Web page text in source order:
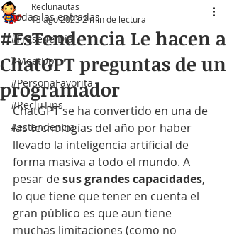
Todas las entradas
#FrasedelDía
#MeetUp
#PersonaFavorita
#RecluTips
#estendencia
#EsTendencia Le hacen a
ChatGPT preguntas de un
programador
Reclunautas
13 ago 2023 2 min de lectura
ChatGPT se ha convertido en una de
las tecnologías del año por haber
llevado la inteligencia artificial de
forma masiva a todo el mundo. A
pesar de sus grandes capacidades,
lo que tiene que tener en cuenta el
gran público es que aun tiene
muchas limitaciones (como no